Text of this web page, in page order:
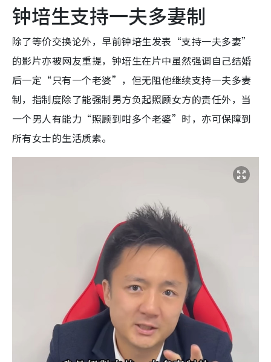
钟培生支持一夫多妻制
除了等价交换论外，早前钟培生发表“支持一夫多妻”
的影片亦被网友重提，钟培生在片中虽然强调自己结婚
后一定“只有一个老婆”，但无阻他继续支持一夫多妻
制，指制度除了能强制男方负起照顾女方的责任外，当
一个男人有能力“照顾到咁多个老婆”时，亦可保障到
所有女士的生活质素。